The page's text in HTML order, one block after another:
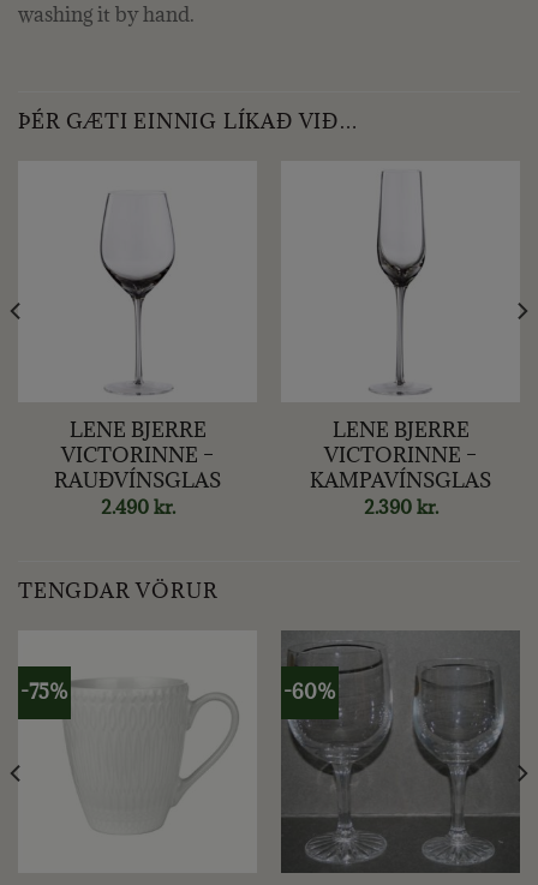
washing it by hand.
ÞÉR GÆTI EINNIG LÍKAÐ VIÐ…
LENE BJERRE
VICTORINNE –
RAUÐVÍNSGLAS
2.490 kr.
LENE BJERRE
VICTORINNE –
KAMPAVÍNSGLAS
2.390 kr.
TENGDAR VÖRUR
-75% -60%